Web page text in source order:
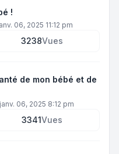
!
06, 2025 11:12 pm
3238Vues
de mon bébé et de
06, 2025 8:12 pm
3341Vues